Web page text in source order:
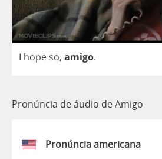
I hope so, amigo.
Pronúncia de áudio de Amigo
Pronúncia americana